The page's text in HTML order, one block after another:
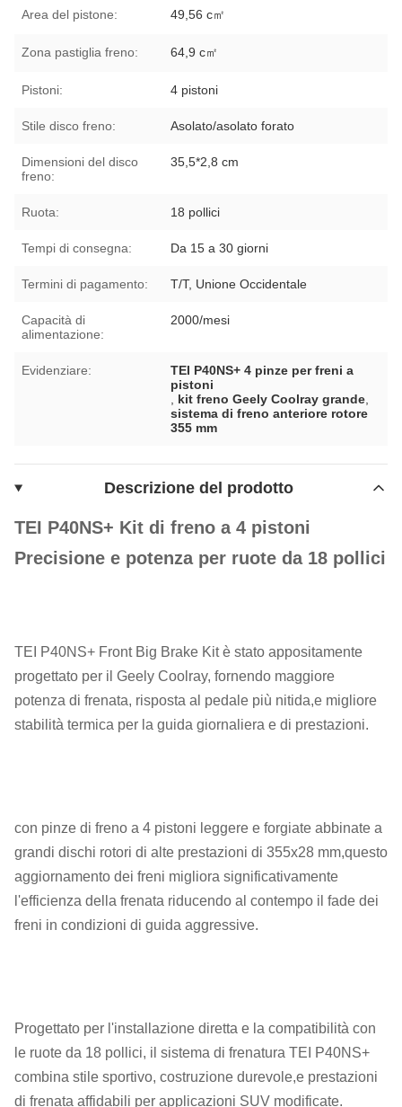
Area del pistone: 49,56 c㎡
Zona pastiglia freno: 64,9 c㎡
Pistoni: 4 pistoni
Stile disco freno: Asolato/asolato forato
Dimensioni del disco
freno:
35,5*2,8 cm
Ruota: 18 pollici
Tempi di consegna: Da 15 a 30 giorni
Termini di pagamento: T/T, Unione Occidentale
Capacità di
alimentazione:
2000/mesi
Evidenziare:
TEI P40NS+ 4 pinze per freni a
pistoni
kit freno Geely Coolray grande
sistema di freno anteriore rotore
355 mm
Descrizione del prodotto
TEI P40NS+ Kit di freno a 4 pistoni
Precisione e potenza per ruote da 18 pollici
TEI P40NS+ Front Big Brake Kit è stato appositamente
progettato per il Geely Coolray, fornendo maggiore
potenza di frenata, risposta al pedale più nitida,e migliore
stabilità termica per la guida giornaliera e di prestazioni.
con pinze di freno a 4 pistoni leggere e forgiate abbinate a
grandi dischi rotori di alte prestazioni di 355x28 mm,questo
aggiornamento dei freni migliora significativamente
l'efficienza della frenata riducendo al contempo il fade dei
freni in condizioni di guida aggressive.
Progettato per l'installazione diretta e la compatibilità con
le ruote da 18 pollici, il sistema di frenatura TEI P40NS+
combina stile sportivo, costruzione durevole,e prestazioni
di frenata affidabili per applicazioni SUV modificate.